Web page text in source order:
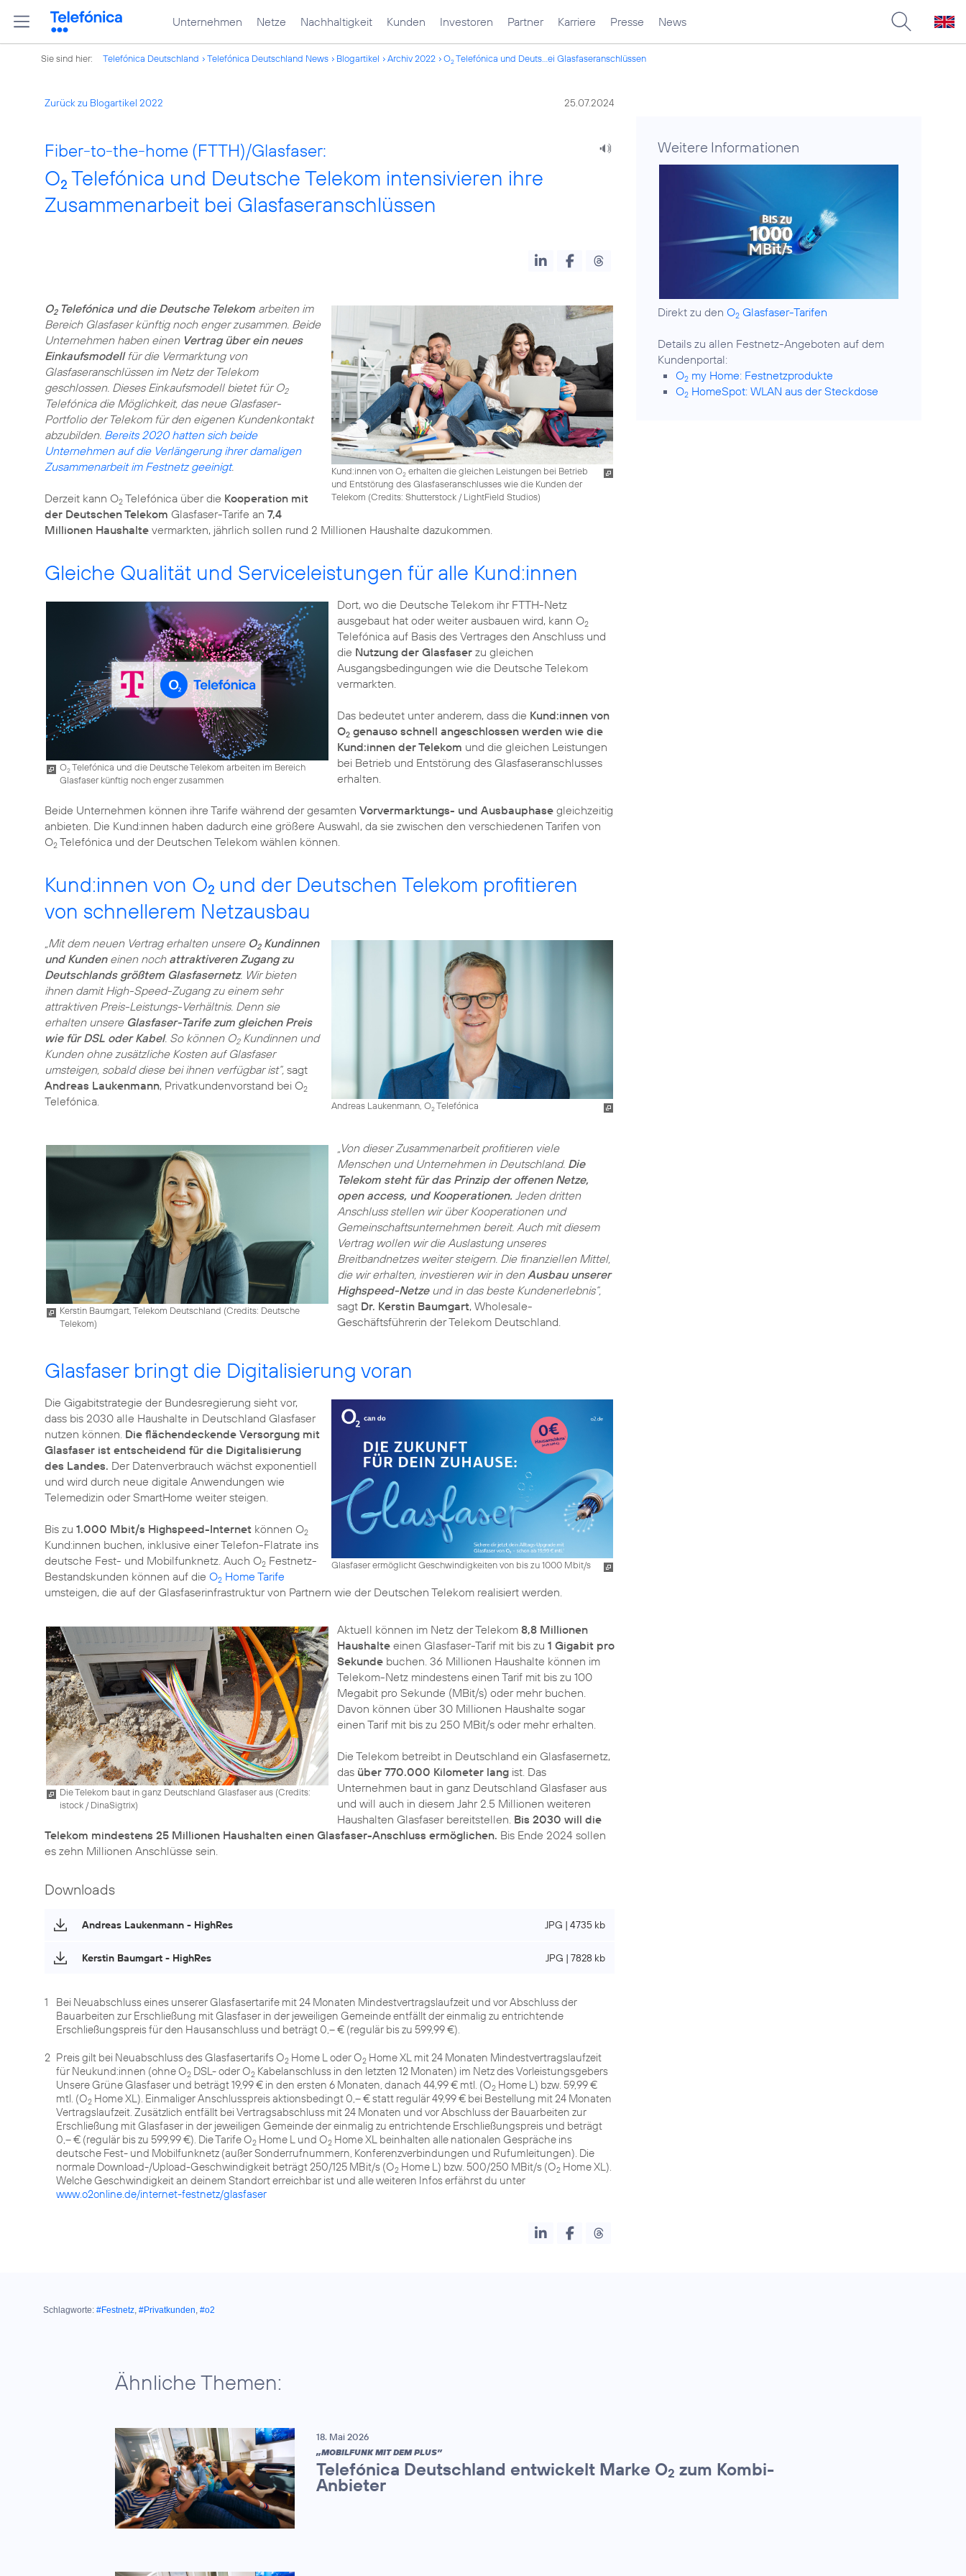
Unternehmen Netze Nachhaltigkeit Kunden Investoren Partner Karriere Presse News
Sie sind hier: Telefónica Deutschland Telefónica Deutschland News Blogartikel Archiv 2022 O2Telefónica und Deuts...ei Glasfaseranschlüssen
Zurück zu Blogartikel 2022 25.07.2024
Fiber-to-the-home (FTTH)/Glasfaser:
O2 Telefónica und Deutsche Telekom intensivieren ihre
Zusammenarbeit bei Glasfaseranschlüssen
Kund:innen von O2erhalten die gleichen Leistungen bei Betrieb
und Entstörung des Glasfaseranschlusses wie die Kunden der
Telekom (Credits: Shutterstock / LightField Studios)
O2Telefónica und die Deutsche Telekom arbeiten im
Bereich Glasfaser künftig noch enger zusammen. Beide
Unternehmen haben einen Vertrag über ein neues
Einkaufsmodellfür die Vermarktung von
Glasfaseranschlüssen im Netz der Telekom
geschlossen. Dieses Einkaufsmodell bietet für O2
Telefónica die Möglichkeit, das neue Glasfaser-
Portfolio der Telekom für den eigenen Kundenkontakt
abzubilden. Bereits 2020 hatten sich beide
Unternehmen auf die Verlängerung ihrer damaligen
Zusammenarbeit im Festnetz geeinigt.
Derzeit kann O2 Telefónica über die Kooperation mit
der Deutschen Telekom Glasfaser-Tarife an 7,4
Millionen Haushalte vermarkten, jährlich sollen rund 2 Millionen Haushalte dazukommen.
Gleiche Qualität und Serviceleistungen für alle Kund:innen
O2Telefónica und die Deutsche Telekom arbeiten im Bereich
Glasfaser künftig noch enger zusammen
Dort, wo die Deutsche Telekom ihr FTTH-Netz
ausgebaut hat oder weiter ausbauen wird, kann O2
Telefónica auf Basis des Vertrages den Anschluss und
die Nutzung der Glasfaserzu gleichen
Ausgangsbedingungen wie die Deutsche Telekom
vermarkten.
Das bedeutet unter anderem, dass die Kund:innen von
O2genauso schnell angeschlossen werden wie die
Kund:innen der Telekom und die gleichen Leistungen
bei Betrieb und Entstörung des Glasfaseranschlusses
erhalten.
Beide Unternehmen können ihre Tarife während der gesamten Vorvermarktungs- und Ausbauphase gleichzeitig
anbieten. Die Kund:innen haben dadurch eine größere Auswahl, da sie zwischen den verschiedenen Tarifen von
O2 Telefónica und der Deutschen Telekom wählen können.
Kund:innen von O2 und der Deutschen Telekom profitieren
von schnellerem Netzausbau
Andreas Laukenmann, O2Telefónica
„Mit dem neuen Vertrag erhalten unsere O2Kundinnen
und Kundeneinen noch attraktiveren Zugang zu
Deutschlands größtem Glasfasernetz. Wir bieten
ihnen damit High-Speed-Zugang zu einem sehr
attraktiven Preis-Leistungs-Verhältnis. Denn sie
erhalten unsere Glasfaser-Tarife zum gleichen Preis
wie für DSL oder Kabel. So können O2Kundinnen und
Kunden ohne zusätzliche Kosten auf Glasfaser
umsteigen, sobald diese bei ihnen verfügbar ist“, sagt
Andreas Laukenmann, Privatkundenvorstand bei O2
Telefónica.
Kerstin Baumgart, Telekom Deutschland (Credits: Deutsche
Telekom)
„Von dieser Zusammenarbeit profitieren viele
Menschen und Unternehmen in Deutschland. Die
Telekom steht für das Prinzip der offenen Netze,
open access, und Kooperationen. Jeden dritten
Anschluss stellen wir über Kooperationen und
Gemeinschaftsunternehmen bereit. Auch mit diesem
Vertrag wollen wir die Auslastung unseres
Breitbandnetzes weiter steigern. Die finanziellen Mittel,
die wir erhalten, investieren wir in denAusbau unserer
Highspeed-Netzeund in das beste Kundenerlebnis“,
sagt Dr. Kerstin Baumgart, Wholesale-
Geschäftsführerin der Telekom Deutschland.
Glasfaser bringt die Digitalisierung voran
Glasfaser ermöglicht Geschwindigkeiten von bis zu 1000 Mbit/s
Die Gigabitstrategie der Bundesregierung sieht vor,
dass bis 2030 alle Haushalte in Deutschland Glasfaser
nutzen können. Die flächendeckende Versorgung mit
Glasfaser ist entscheidend für die Digitalisierung
des Landes. Der Datenverbrauch wächst exponentiell
und wird durch neue digitale Anwendungen wie
Telemedizin oder SmartHome weiter steigen.
Bis zu 1.000 Mbit/s Highspeed-Internet können O2
Kund:innen buchen, inklusive einer Telefon-Flatrate ins
deutsche Fest- und Mobilfunknetz. Auch O2 Festnetz-
Bestandskunden können auf die O2 Home Tarife
umsteigen, die auf der Glasfaserinfrastruktur von Partnern wie der Deutschen Telekom realisiert werden.
Die Telekom baut in ganz Deutschland Glasfaser aus (Credits:
istock / DinaSigtrix)
Aktuell können im Netz der Telekom 8,8 Millionen
Haushalteeinen Glasfaser-Tarif mit bis zu 1 Gigabit pro
Sekundebuchen. 36 Millionen Haushalte können im
Telekom-Netz mindestens einen Tarif mit bis zu 100
Megabit pro Sekunde (MBit/s) oder mehr buchen.
Davon können über 30 Millionen Haushalte sogar
einen Tarif mit bis zu 250 MBit/s oder mehr erhalten.
Die Telekom betreibt in Deutschland ein Glasfasernetz,
das über 770.000 Kilometer langist. Das
Unternehmen baut in ganz Deutschland Glasfaser aus
und will auch in diesem Jahr 2.5 Millionen weiteren
Haushalten Glasfaser bereitstellen. Bis 2030 will die
Telekom mindestens 25 Millionen Haushalten einen Glasfaser-Anschluss ermöglichen. Bis Ende 2024 sollen
es zehn Millionen Anschlüsse sein.
Downloads
Andreas Laukenmann - HighRes JPG | 4735 kb
Kerstin Baumgart - HighRes JPG | 7828 kb
1
Bei Neuabschluss eines unserer Glasfasertarife mit 24 Monaten Mindestvertragslaufzeit und vor Abschluss der
Bauarbeiten zur Erschließung mit Glasfaser in der jeweiligen Gemeinde entfällt der einmalig zu entrichtende
Erschließungspreis für den Hausanschluss und beträgt 0,– € (regulär bis zu 599,99 €).
2 Preis gilt bei Neuabschluss des Glasfasertarifs O2 Home L oder O2 Home XL mit 24 Monaten Mindestvertragslaufzeit
für Neukund:innen (ohne O2 DSL- oder O2 Kabelanschluss in den letzten 12 Monaten) im Netz des Vorleistungsgebers
Unsere Grüne Glasfaser und beträgt 19,99 € in den ersten 6 Monaten, danach 44,99 € mtl. (O2 Home L) bzw. 59,99 €
mtl. (O2 Home XL). Einmaliger Anschlusspreis aktionsbedingt 0,– € statt regulär 49,99 € bei Bestellung mit 24 Monaten
Vertragslaufzeit. Zusätzlich entfällt bei Vertragsabschluss mit 24 Monaten und vor Abschluss der Bauarbeiten zur
Erschließung mit Glasfaser in der jeweiligen Gemeinde der einmalig zu entrichtende Erschließungspreis und beträgt
0,– € (regulär bis zu 599,99 €). Die Tarife O2 Home L und O2 Home XL beinhalten alle nationalen Gespräche ins
deutsche Fest- und Mobilfunknetz (außer Sonderrufnummern, Konferenzverbindungen und Rufumleitungen). Die
normale Download-/Upload-Geschwindigkeit beträgt 250/125 MBit/s (O2 Home L) bzw. 500/250 MBit/s (O2 Home XL).
Welche Geschwindigkeit an deinem Standort erreichbar ist und alle weiteren Infos erfährst du unter
www.o2online.de/internet-festnetz/glasfaser
Weitere Informationen
Direkt zu denO2 Glasfaser-Tarifen
Details zu allen Festnetz-Angeboten auf dem
O2 my Home: Festnetzprodukte
O2 HomeSpot: WLAN aus der Steckdose
Schlagworte: #Festnetz #Privatkunden #o2
Ähnliche Themen:
18. Mai 2026
„MOBILFUNK MIT DEM PLUS”
Telefónica Deutschland entwickelt Marke O2 zum Kombi-
Anbieter